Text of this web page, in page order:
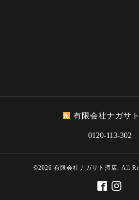
有限会社ナガサ
0120-113-302
©2026 有限会社ナガサト酒店. All